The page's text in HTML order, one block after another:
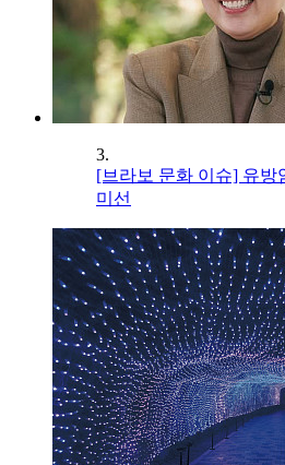
3.
[브라보 문화 이슈] 유방
미선